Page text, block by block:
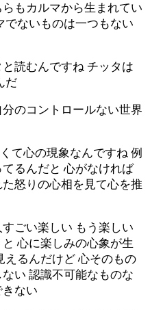
もカルマから生まれてい
でないものは一つもない
読むんですね チッタは
だ
のコントロールない世界
て心の現象なんですね 例
るんだと 心がなければ
怒りの心相を見て心を推
ごい楽しい もう楽しい
心に楽しみの心象が生
えるんだけど 心そのもの
い 認識不可能なものな
ない